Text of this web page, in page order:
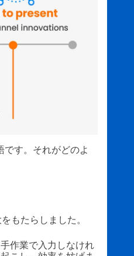
す。それがどのよ
もたらしました。
作業で入力しなけれ